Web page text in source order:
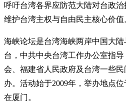
呼吁台湾各界应防范大陆对台政
维护台湾主权与自由民主核心价值
海峡论坛是台湾海峡两岸中国大
台，中共中央台湾工作办公室指
会、福建省人民政府及台湾一些
办。活动始于2009年，举办地点
在厦门。